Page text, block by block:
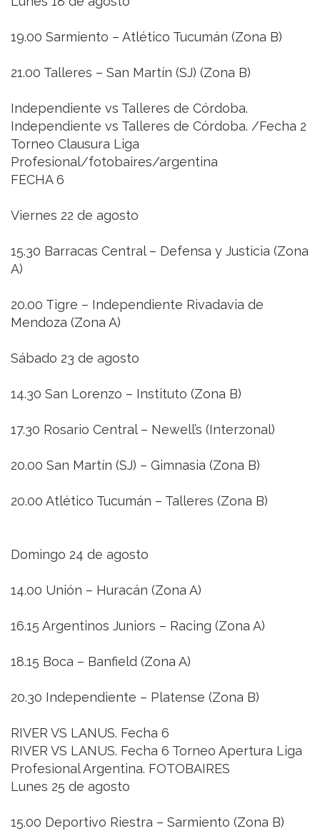
19.00 Sarmiento – Atlético Tucumán (Zona B)
21.00 Talleres – San Martín (SJ) (Zona B)
Independiente vs Talleres de Córdoba.
Independiente vs Talleres de Córdoba. /Fecha 2
Torneo Clausura Liga
Profesional/fotobaires/argentina
FECHA 6
Viernes 22 de agosto
15.30 Barracas Central – Defensa y Justicia (Zona
A)
20.00 Tigre – Independiente Rivadavia de
Mendoza (Zona A)
Sábado 23 de agosto
14.30 San Lorenzo – Instituto (Zona B)
17.30 Rosario Central – Newell’s (Interzonal)
20.00 San Martín (SJ) – Gimnasia (Zona B)
20.00 Atlético Tucumán – Talleres (Zona B)
Domingo 24 de agosto
14.00 Unión – Huracán (Zona A)
16.15 Argentinos Juniors – Racing (Zona A)
18.15 Boca – Banfield (Zona A)
20.30 Independiente – Platense (Zona B)
RIVER VS LANUS. Fecha 6
RIVER VS LANUS. Fecha 6 Torneo Apertura Liga
Profesional Argentina. FOTOBAIRES
Lunes 25 de agosto
15.00 Deportivo Riestra – Sarmiento (Zona B)